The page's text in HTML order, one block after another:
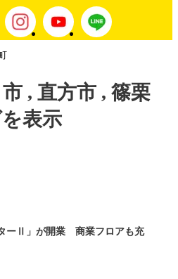
市 , 直方市 , 篠栗
表示
ターⅡ」が開業 商業フロアも充